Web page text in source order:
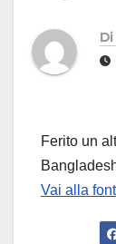
Di
Ferito un
Vai alla